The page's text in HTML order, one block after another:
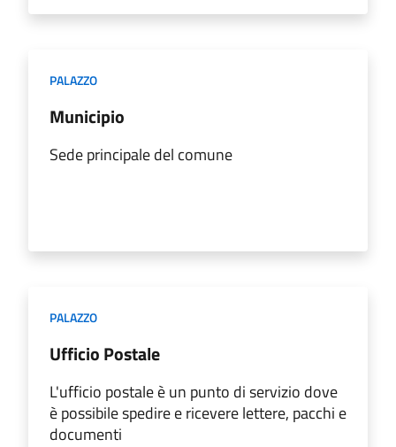
PALAZZO
Municipio
Sede principale del comune
PALAZZO
Ufficio Postale
L'ufficio postale è un punto di servizio dove
è possibile spedire e ricevere lettere, pacchi e
documenti